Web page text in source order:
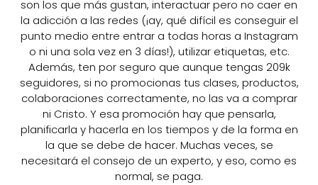
son los que más gustan, interactuar pero no caer en
la adicción a las redes (¡ay, qué difícil es conseguir el
punto medio entre entrar a todas horas a Instagram
o ni una sola vez en 3 días!), utilizar etiquetas, etc.
Además, ten por seguro que aunque tengas 209k
seguidores, si no promocionas tus clases, productos,
colaboraciones correctamente, no las va a comprar
ni Cristo. Y esa promoción hay que pensarla,
planificarla y hacerla en los tiempos y de la forma en
la que se debe de hacer. Muchas veces, se
necesitará el consejo de un experto, y eso, como es
normal, se paga.